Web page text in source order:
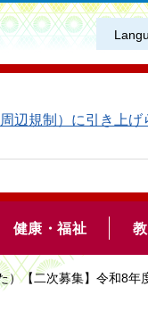
辺規制）に引き上げ
健康・福祉
）【二次募集】令和8年